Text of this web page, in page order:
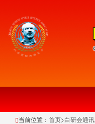
当前位置： 首页>白研会通讯